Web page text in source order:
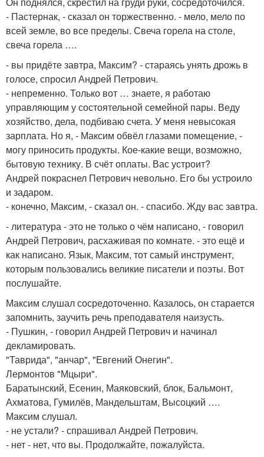
- Пастернак, - сказал он торжественно. - мело, мело по
всей земле, во все пределы. Свеча горела на столе,
свеча горела ….
- вы придёте завтра, Максим? - стараясь унять дрожь в
голосе, спросил Андрей Петрович.
- непременно. Только вот … знаете, я работаю
управляющим у состоятельной семейной пары. Веду
хозяйство, дела, подбиваю счета. У меня невысокая
зарплата. Но я, - Максим обвёл глазами помещение, -
могу приносить продукты. Кое-какие вещи, возможно,
бытовую технику. В счёт оплаты. Вас устроит?
Андрей покраснел Петрович невольно. Его бы устроило
и задаром.
- конечно, Максим, - сказал он. - спасибо. Жду вас завтра.
- литература - это не только о чём написано, - говорил
Андрей Петрович, расхаживая по комнате. - это ещё и
как написано. Язык, Максим, тот самый инструмент,
которым пользовались великие писатели и поэты. Вот
послушайте.
Максим слушал сосредоточенно. Казалось, он старается
запомнить, заучить речь преподавателя наизусть.
- Пушкин, - говорил Андрей Петрович и начинал
декламировать.
"Таврида", "анчар", "Евгений Онегин".
Лермонтов "Мцыри".
Баратынский, Есенин, Маяковский, блок, Бальмонт,
Ахматова, Гумилёв, Мандельштам, Высоцкий ….
Максим слушал.
- не устали? - спрашивал Андрей Петрович.
- нет - нет, что вы. Продолжайте, пожалуйста.